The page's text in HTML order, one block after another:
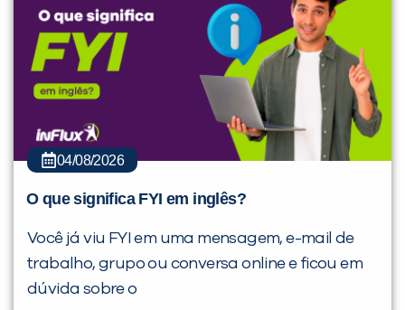
04/08/2026
O que significa FYI em inglês?
Você já viu FYI em uma mensagem, e-mail de
trabalho, grupo ou conversa online e ficou em
dúvida sobre o